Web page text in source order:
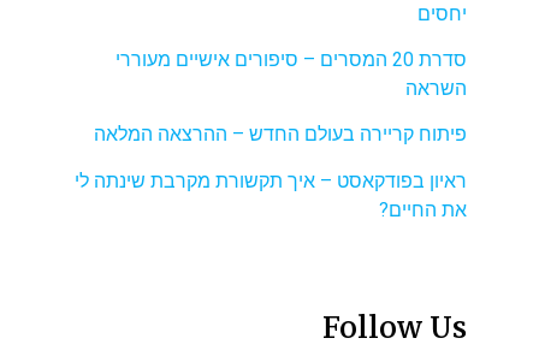
יחסים
סדרת 20 המסרים – סיפורים אישיים מעוררי
השראה
פיתוח קריירה בעולם החדש – ההרצאה המלאה
ראיון בפודקאסט – איך תקשורת מקרבת שינתה לי
את החיים?
Follow Us